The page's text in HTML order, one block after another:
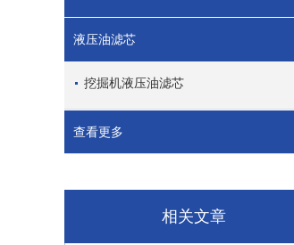
液压油滤芯
挖掘机液压油滤芯
查看更多
相关文章